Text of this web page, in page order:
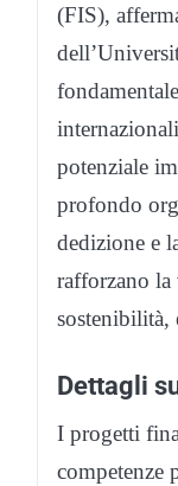
(FIS),
potenziale
profondo
dedizione e
rafforzano la
sostenibilità,
Dettagli
I progetti
competenze